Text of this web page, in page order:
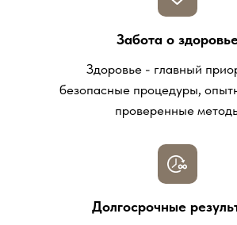
Здоровье - главный
безопасные процедуры,
проверенные
Забота о
Долгосрочные